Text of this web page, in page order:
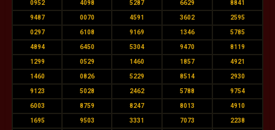
0952 4098 5287 6629 8841
9487 0070 4591 3602 2595
0297 6108 9169 1346 5785
4894 6450 5304 9470 8119
1299 0529 1460 1857 4921
1460 0826 5229 8514 2930
9123 5028 2462 5788 9754
6003 8759 8247 8013 4910
1695 9503 3331 7073 2238